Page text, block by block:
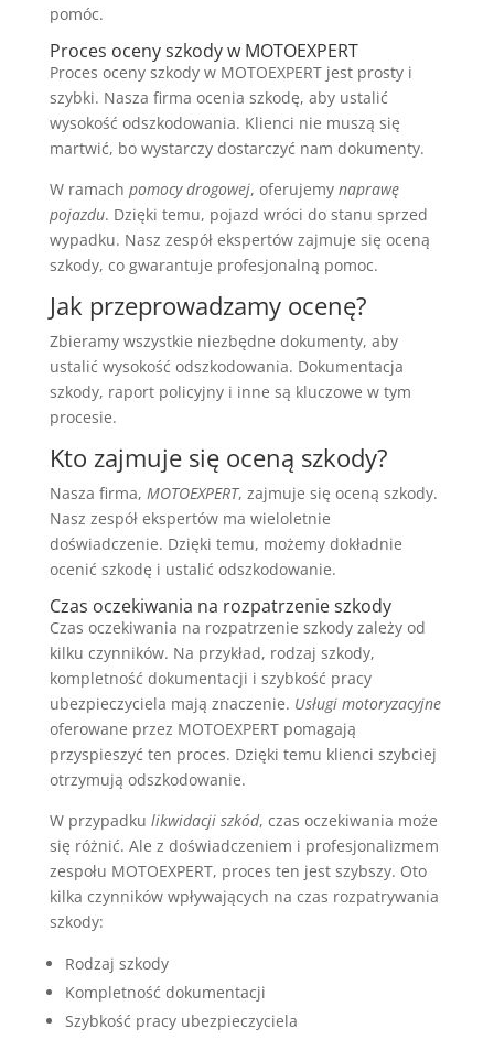
pomóc.
Proces oceny szkody w MOTOEXPERT
Proces oceny szkody w MOTOEXPERT jest prosty i
szybki. Nasza firma ocenia szkodę, aby ustalić
wysokość odszkodowania. Klienci nie muszą się
martwić, bo wystarczy dostarczyć nam dokumenty.
W ramach pomocy drogowej, oferujemy naprawę
pojazdu. Dzięki temu, pojazd wróci do stanu sprzed
wypadku. Nasz zespół ekspertów zajmuje się oceną
szkody, co gwarantuje profesjonalną pomoc.
Jak przeprowadzamy ocenę?
Zbieramy wszystkie niezbędne dokumenty, aby
ustalić wysokość odszkodowania. Dokumentacja
szkody, raport policyjny i inne są kluczowe w tym
procesie.
Kto zajmuje się oceną szkody?
Nasza firma, MOTOEXPERT, zajmuje się oceną szkody.
Nasz zespół ekspertów ma wieloletnie
doświadczenie. Dzięki temu, możemy dokładnie
ocenić szkodę i ustalić odszkodowanie.
Czas oczekiwania na rozpatrzenie szkody
Czas oczekiwania na rozpatrzenie szkody zależy od
kilku czynników. Na przykład, rodzaj szkody,
kompletność dokumentacji i szybkość pracy
ubezpieczyciela mają znaczenie. Usługi motoryzacyjne
oferowane przez MOTOEXPERT pomagają
przyspieszyć ten proces. Dzięki temu klienci szybciej
otrzymują odszkodowanie.
W przypadku likwidacji szkód, czas oczekiwania może
się różnić. Ale z doświadczeniem i profesjonalizmem
zespołu MOTOEXPERT, proces ten jest szybszy. Oto
kilka czynników wpływających na czas rozpatrywania
szkody:
Rodzaj szkody
Kompletność dokumentacji
Szybkość pracy ubezpieczyciela